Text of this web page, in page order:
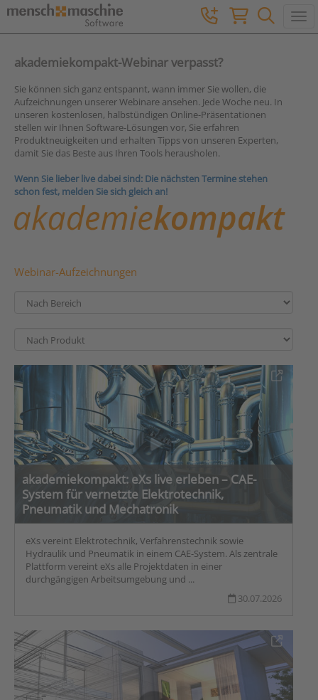
akademiekompakt-Webinar verpasst?
Sie können sich ganz entspannt, wann immer Sie wollen, die
Aufzeichnungen unserer Webinare ansehen. Jede Woche neu. In
unseren kostenlosen, halbstündigen Online-Präsentationen
stellen wir Ihnen Software-Lösungen vor, Sie erfahren
Produktneuigkeiten und erhalten Tipps von unseren Experten,
damit Sie das Beste aus Ihren Tools herausholen.
Wenn Sie lieber live dabei sind: Die nächsten Termine stehen
schon fest, melden Sie sich gleich an!
Webinar-Aufzeichnungen
akademiekompakt: eXs live erleben – CAE-
System für vernetzte Elektrotechnik,
Pneumatik und Mechatronik
eXs vereint Elektrotechnik, Verfahrenstechnik sowie
Hydraulik und Pneumatik in einem CAE-System. Als zentrale
Plattform vereint eXs alle Projektdaten in einer
durchgängigen Arbeitsumgebung und ...
30.07.2026